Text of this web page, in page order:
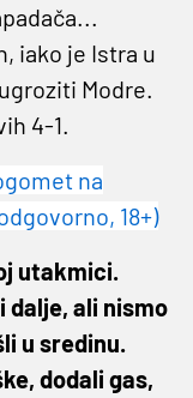
iako je Istra u
Modre.
4-1.
na
18+)
utakmici.
dalje, ali nismo
u sredinu.
dodali gas,